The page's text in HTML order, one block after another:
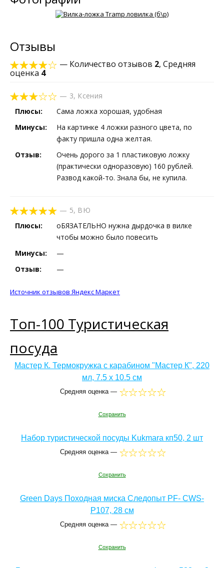
Отзывы
— Количество отзывов 2, Средняя
оценка 4
— 3, Ксения
Плюсы:
Сама ложка хорошая, удобная
Минусы:
На картинке 4 ложки разного цвета, по
факту пришла одна желтая.
Отзыв:
Очень дорого за 1 пластиковую ложку
(практически одноразовую) 160 рублей.
Развод какой-то. Знала бы, не купила.
— 5, ВЮ
Плюсы:
оБЯЗАТЕЛЬНО нужна дырдочка в вилке
чтобы можно было повесить
Минусы:
—
Отзыв:
—
Источник отзывов Яндекс Маркет
Топ-100 Туристическая
посуда
Мастер К. Термокружка с карабином "Мастер К", 220
мл, 7.5 х 10.5 см
Средняя оценка —
Сохранить
Набор туристической посуды Kukmara кп50, 2 шт
Средняя оценка —
Сохранить
Green Days Походная миска Следопыт PF- CWS-
P107, 28 см
Средняя оценка —
Сохранить